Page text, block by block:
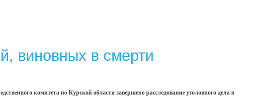
виновных в смерти
комитета по Курской области завершено расследование уголовного дела в